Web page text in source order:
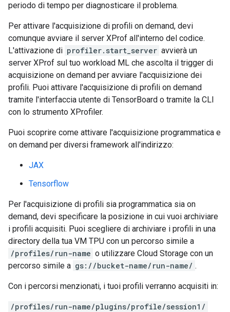
periodo di tempo per diagnosticare il problema.
Per attivare l'acquisizione di profili on demand, devi
comunque avviare il server XProf all'interno del codice.
L'attivazione di profiler.start_server avvierà un
server XProf sul tuo workload ML che ascolta il trigger di
acquisizione on demand per avviare l'acquisizione dei
profili. Puoi attivare l'acquisizione di profili on demand
tramite l'interfaccia utente di TensorBoard o tramite la CLI
con lo strumento XProfiler.
Puoi scoprire come attivare l'acquisizione programmatica e
on demand per diversi framework all'indirizzo:
JAX
Tensorflow
Per l'acquisizione di profili sia programmatica sia on
demand, devi specificare la posizione in cui vuoi archiviare
i profili acquisiti. Puoi scegliere di archiviare i profili in una
directory della tua VM TPU con un percorso simile a
/profiles/run-name o utilizzare Cloud Storage con un
percorso simile a gs://bucket-name/run-name/ .
Con i percorsi menzionati, i tuoi profili verranno acquisiti in:
/profiles/run-name/plugins/profile/session1/